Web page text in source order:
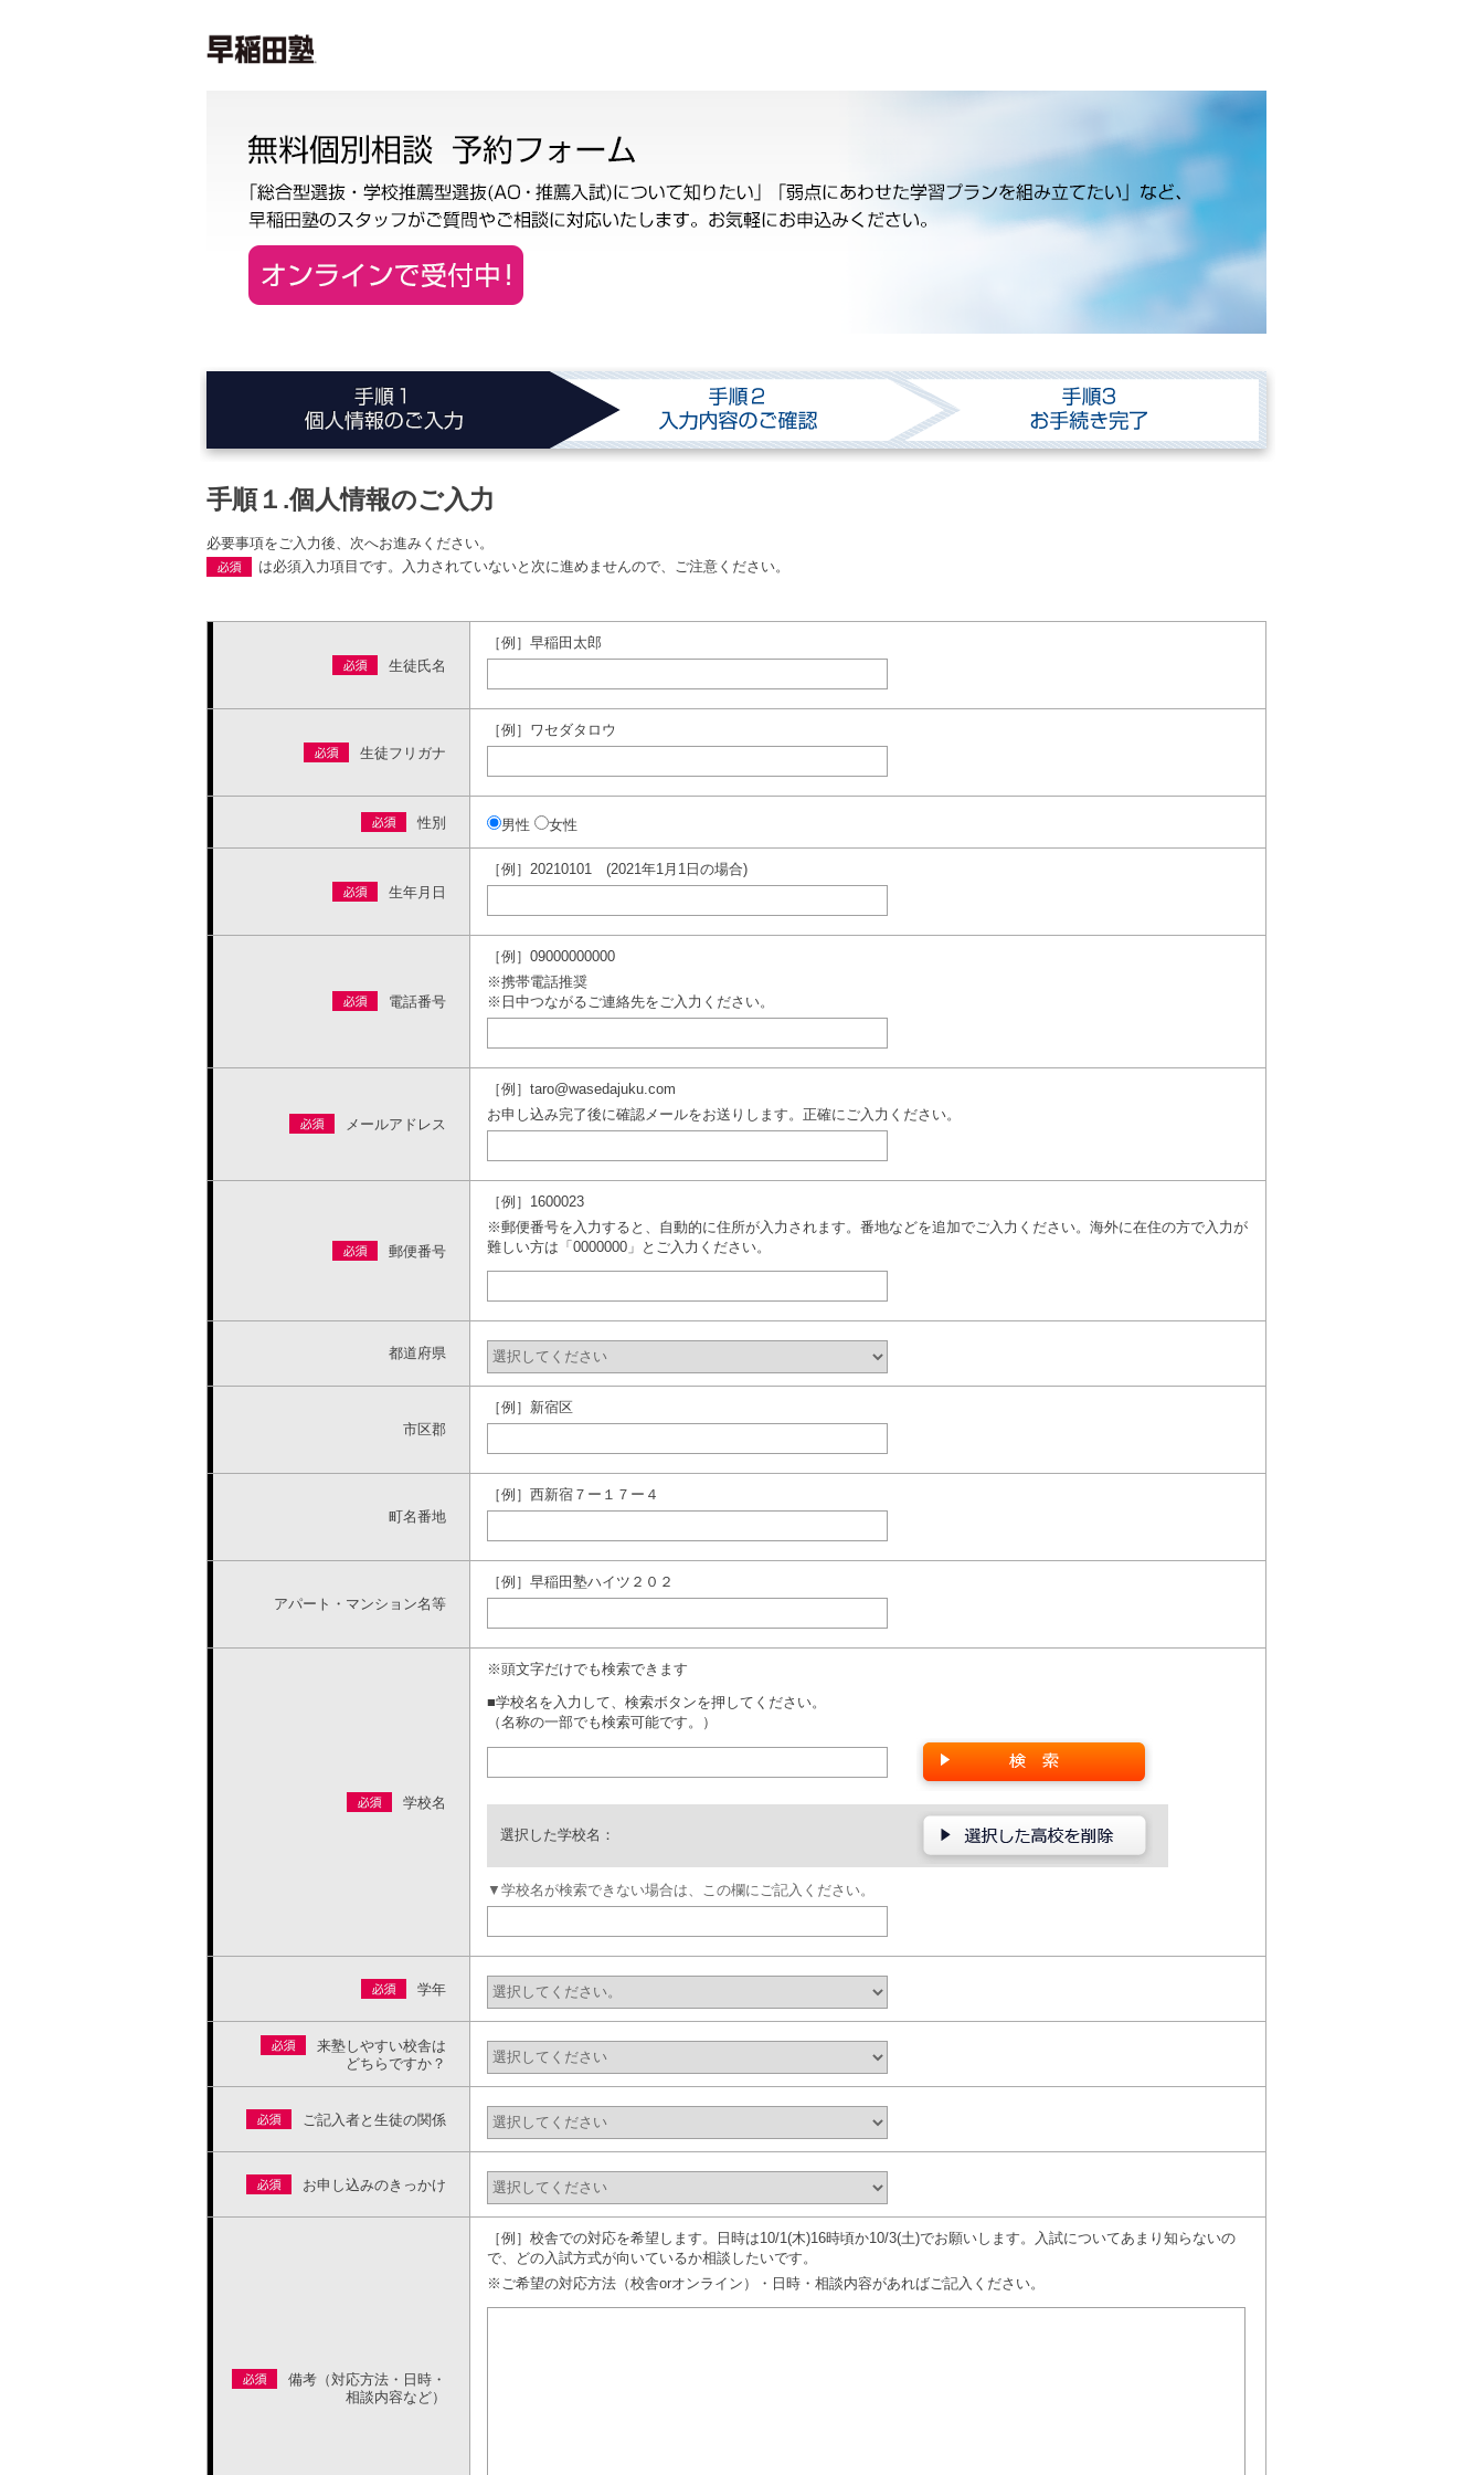
手順１.個人情報のご入力
必要事項をご入力後、次へお進みください。
は必須入力項目です。入力されていないと次に進めませんので、ご注意ください。
生徒氏名
［例］早稲田太郎
生徒フリガナ
［例］ワセダタロウ
性別 男性 女性
生年月日
［例］20210101 (2021年1月1日の場合)
電話番号
［例］09000000000
※携帯電話推奨
※日中つながるご連絡先をご入力ください。
メールアドレス
［例］taro@wasedajuku.com
お申し込み完了後に確認メールをお送りします。正確にご入力ください。
郵便番号
［例］1600023
※郵便番号を入力すると、自動的に住所が入力されます。番地などを追加でご入力ください。海外に在住の方で入力が
難しい方は「0000000」とご入力ください。
都道府県
市区郡
［例］新宿区
町名番地
［例］西新宿７ー１７ー４
アパート・マンション名等
［例］早稲田塾ハイツ２０２
学校名
※頭文字だけでも検索できます
■学校名を入力して、検索ボタンを押してください。
（名称の一部でも検索可能です。）
選択した学校名：
▼学校名が検索できない場合は、この欄にご記入ください。
学年
来塾しやすい校舎は
どちらですか？
ご記入者と生徒の関係
お申し込みのきっかけ
備考（対応方法・日時・
相談内容など）
［例］校舎での対応を希望します。日時は10/1(木)16時頃か10/3(土)でお願いします。入試についてあまり知らないの
で、どの入試方式が向いているか相談したいです。
※ご希望の対応方法（校舎orオンライン）・日時・相談内容があればご記入ください。